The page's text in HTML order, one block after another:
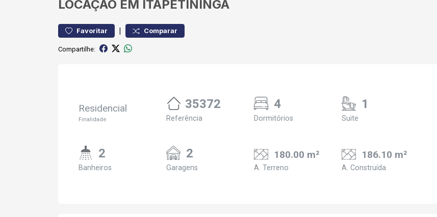
LOCAÇÃO EM ITAPETININGA
Favoritar | Comparar
Compartilhe:
Residencial
Finalidade
35372
Referência
4
Dormitórios
1
Suite
2
Banheiros
2
Garagens
180.00 m²
A. Terreno
186.10 m²
A. Construída